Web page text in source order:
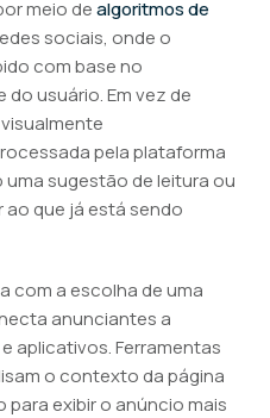
meio dealgoritmos de
sociais, onde o
com base no
usuário. Em vez de
pela plataforma
sugestão de leitura ou
que já está sendo
com a escolha de uma
anunciantes a
aplicativos. Ferramentas
o contexto da página
exibir o anúncio mais